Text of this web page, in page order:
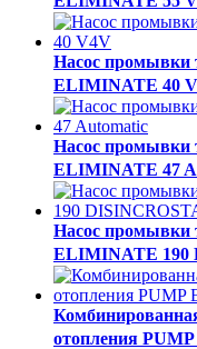
Насос промывки
ELIMINATE 40
Насос промывки
ELIMINATE 47
Насос промывки
ELIMINATE 190
отопления